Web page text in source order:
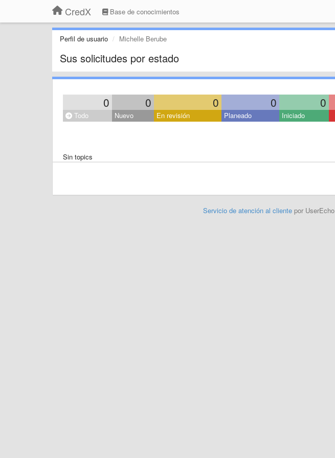
CredX Base de conocimientos
Perfil de usuario Michelle Berube
Sus solicitudes por estado
0 0 0 0 0
Todo Nuevo En revisión Planeado Iniciado
Sin topics
Servicio de atención al clientepor UserEcho